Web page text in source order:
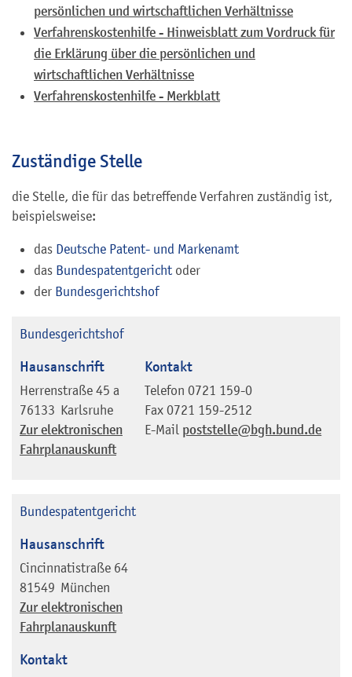
persönlichen und wirtschaftlichen Verhältnisse
Verfahrenskostenhilfe - Hinweisblatt zum Vordruck für
die Erklärung über die persönlichen und
wirtschaftlichen Verhältnisse
Verfahrenskostenhilfe - Merkblatt
Zuständige Stelle
die Stelle, die für das betreffende Verfahren zuständig ist,
beispielsweise:
das Deutsche Patent- und Markenamt
das Bundespatentgericht oder
der Bundesgerichtshof
Bundesgerichtshof
Hausanschrift
Herrenstraße 45 a
76133 Karlsruhe
Zur elektronischen
Fahrplanauskunft
Kontakt
Telefon 0721 159-0
Fax 0721 159-2512
E-Mail poststelle@bgh.bund.de
Bundespatentgericht
Hausanschrift
Cincinnatistraße 64
81549 München
Zur elektronischen
Fahrplanauskunft
Kontakt